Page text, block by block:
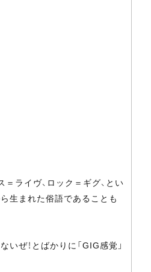
ライヴ、ロック＝ギグ、とい
生まれた俗語であることも
ぜ！とばかりに「GIG感覚」